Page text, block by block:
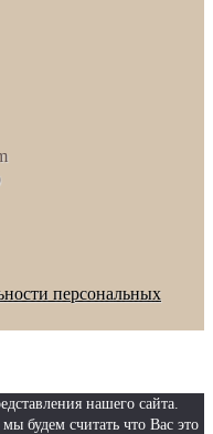
персональных
нашего сайта.
будем считать что Вас это